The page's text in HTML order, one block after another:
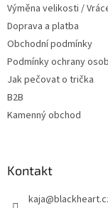
Výměna velikosti /
Doprava a platba
Obchodní podmínky
Podmínky ochrany
Jak pečovat o trička
B2B
Kamenný obchod
Kontakt
kaja@